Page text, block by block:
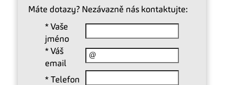
Máte dotazy? Nezávazně nás kontaktujte:
*Vaše
jméno
*Váš
email
*Telefon